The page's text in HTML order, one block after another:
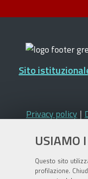
USIAMO
Questo sito
profilazione.
Sito
Privacy policy |